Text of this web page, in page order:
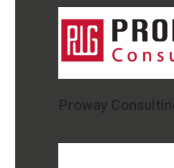
Proway Consulting